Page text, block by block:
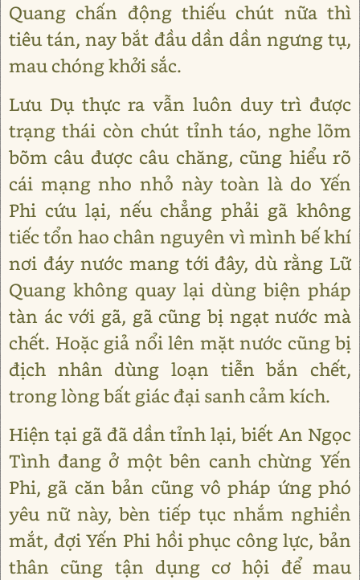
Quang chấn động thiếu chút nữa thì
tiêu tán, nay bắt đầu dần dần ngưng tụ,
mau chóng khởi sắc.
Lưu Dụ thực ra vẫn luôn duy trì được
trạng thái còn chút tỉnh táo, nghe lõm
bõm câu được câu chăng, cũng hiểu rõ
cái mạng nho nhỏ này toàn là do Yến
Phi cứu lại, nếu chẳng phải gã không
tiếc tổn hao chân nguyên vì mình bế khí
nơi đáy nước mang tới đây, dù rằng Lữ
Quang không quay lại dùng biện pháp
tàn ác với gã, gã cũng bị ngạt nước mà
chết. Hoặc giả nổi lên mặt nước cũng bị
địch nhân dùng loạn tiễn bắn chết,
trong lòng bất giác đại sanh cảm kích.
Hiện tại gã đã dần tỉnh lại, biết An Ngọc
Tình đang ở một bên canh chừng Yến
Phi, gã căn bản cũng vô pháp ứng phó
yêu nữ này, bèn tiếp tục nhắm nghiền
mắt, đợi Yến Phi hồi phục công lực, bản
thân cũng tận dụng cơ hội để mau